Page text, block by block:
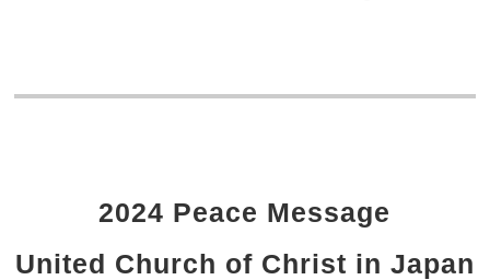
2024 Peace Message
United Church of Christ in Japan